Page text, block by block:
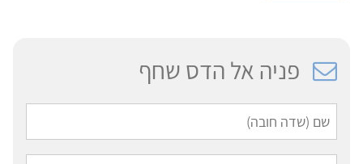
פניה אל הדס שחף